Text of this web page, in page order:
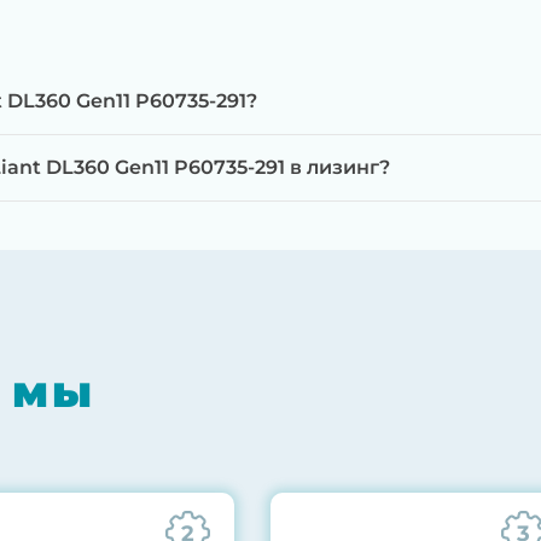
на специализированном оборудовании с
нагрузкой в течение 72 часов для проверки
Gen11 P60735-291?
DL360 Gen11 P60735-291 в лизинг?
мы
2 3